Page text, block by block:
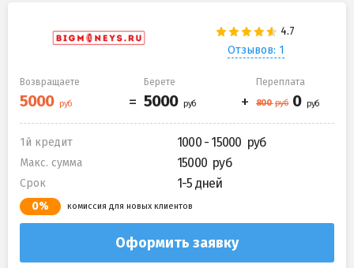
Отзывов: 1
Возвращаете Берете Переплата
1й кредит 1000 - 15000
Макс. сумма 15000
Срок 1-5 дней
0% комиссия для новых клиентов
Оформить заявку